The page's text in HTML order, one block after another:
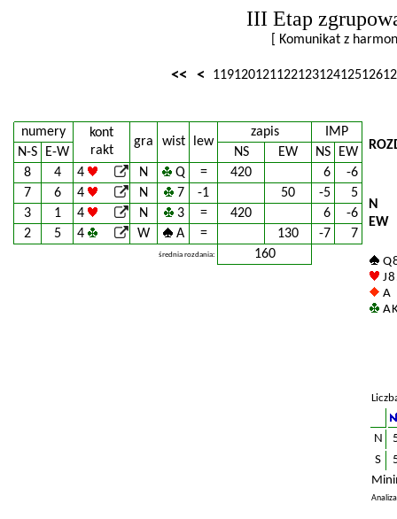
III Etap
[ Komunikat z
<< < 119120121122123124125126
numery
kont
rakt
gra wist lew
zapis
IMP
N-S
E-W NS EW NS
EW
8
4 4 N Q = 420 6
-6
7
6 4 N 7 -1 50 -5
5
3
1 4 N 3 = 420 6
-6
2
5 4 W A = 130 -7 7
średnia rozdania: 160
N
EW
Q
J
A
A
N
S